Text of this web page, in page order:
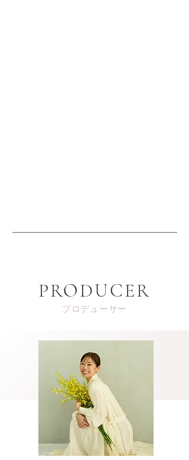
PRODUCER
プロデューサー